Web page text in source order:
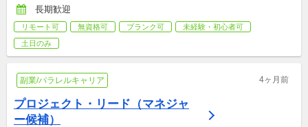
長期歓迎
リモート可 無資格可 ブランク可
未経験・初心者可
土日のみ
副業/パラレルキャリア 4ヶ月前
プロジェクト・リード（マネジャ
ー候補）